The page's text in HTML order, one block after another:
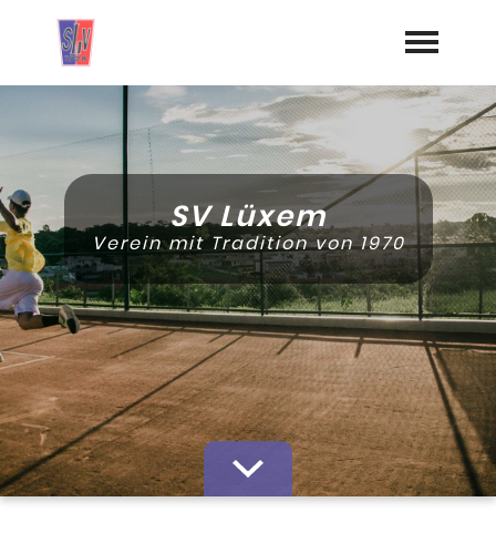
Startseite
Aktuelles
Termine
Geschichte
Jugend
Training
Vorstand
Dokumente
SV Lüxem
Verein mit Tradition von 1970